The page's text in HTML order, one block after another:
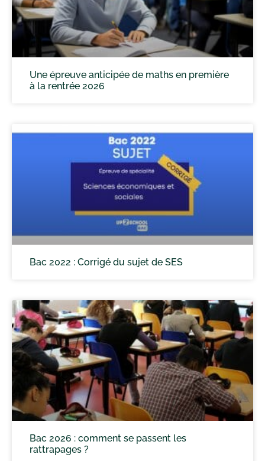
Une épreuve anticipée de maths en première
à la rentrée 2026
Bac 2022 : Corrigé du sujet de SES
Bac 2026 : comment se passent les
rattrapages ?